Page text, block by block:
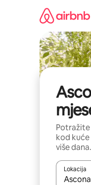
Potražite
kod
više dana.
Lokacija
Kada